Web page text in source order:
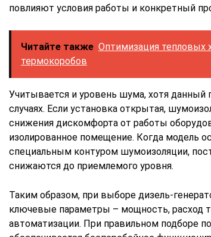
повлияют условия работы и конкретный
Читайте также Оптимизация тепловых
термокоробов
Учитывается и уровень шума, хотя данный
случаях. Если установка открытая,
снижения дискомфорта от работы
изолированное помещение. Когда модель
специальным контуром шумоизоляции,
снижаются до приемлемого уровня.
Таким образом, при выборе дизель-
ключевые параметры – мощность, расход
автоматизации. При правильном подборе